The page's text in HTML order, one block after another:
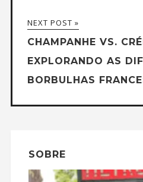
NEXT POST »
CHAMPANHE VS.
EXPLORANDO AS
BORBULHAS
SOBRE